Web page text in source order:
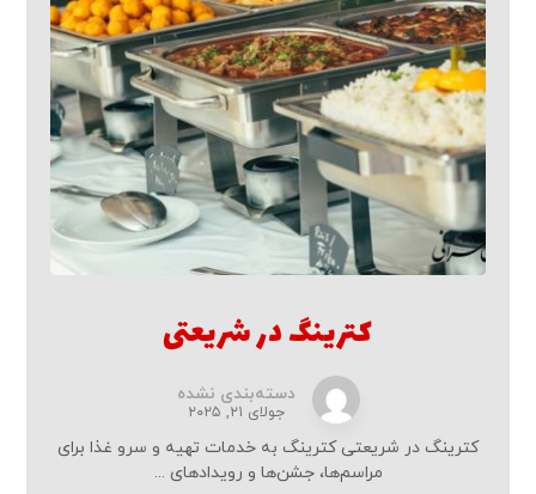
کترینگ در شریعتی
دسته‌بندی نشده
جولای ۲۱, ۲۰۲۵
کترینگ در شریعتی کترینگ به خدمات تهیه و سرو غذا برای
مراسم‌ها، جشن‌ها و رویدادهای ...